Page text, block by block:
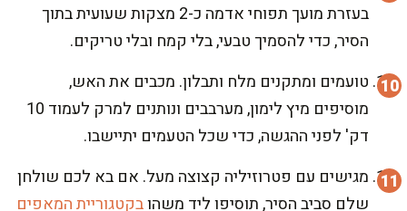
בעזרת מועך תפוחי אדמה כ-2 מצקות שעועית בתוך
הסיר, כדי להסמיך טבעי, בלי קמח ובלי טריקים.
טועמים ומתקנים מלח ותבלון. מכבים את האש,
מוסיפים מיץ לימון, מערבבים ונותנים למרק לעמוד 10
דק' לפני ההגשה, כדי שכל הטעמים יתיישבו.
מגישים עם פטרוזיליה קצוצה מעל. אם בא לכם שולחן
שלם סביב הסיר, תוסיפו ליד משהובקטגוריית המאפים